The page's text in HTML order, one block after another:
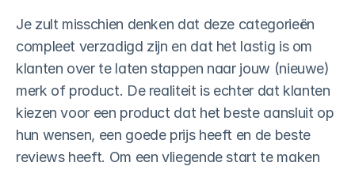
Je zult misschien denken dat deze categorieën
compleet verzadigd zijn en dat het lastig is om
klanten over te laten stappen naar jouw (nieuwe)
merk of product. De realiteit is echter dat klanten
kiezen voor een product dat het beste aansluit op
hun wensen, een goede prijs heeft en de beste
reviews heeft. Om een vliegende start te maken